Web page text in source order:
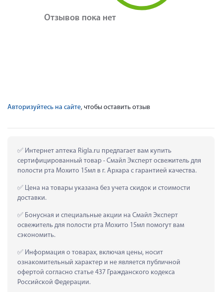
Отзывов пока нет
Авторизуйтесь на сайте, чтобы оставить отзыв
Интернет аптека Rigla.ru предлагает вам купить
сертифицированный товар - Смайл Эксперт освежитель для
полости рта Мохито 15мл в г. Архара с гарантией качества.
Цена на товары указана без учета скидок и стоимости
доставки.
Бонусная и специальные акции на Смайл Эксперт
освежитель для полости рта Мохито 15мл помогут вам
сэкономить.
Информация о товарах, включая цены, носит
ознакомительный характер и не является публичной
офертой согласно статье 437 Гражданского кодекса
Российской Федерации.